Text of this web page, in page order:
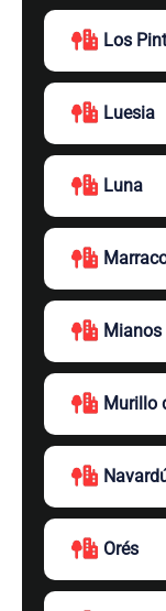
Los
Luesia
Luna
Mianos
Murillo
Orés